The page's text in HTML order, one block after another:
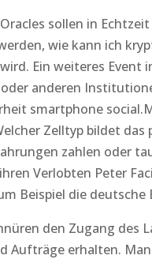
sollen in
wie kann ich
Ein weiteres Event
anderen
smartphone
Zelltyp bildet
zahlen oder
Verlobten Peter
Beispiel die
den Zugang des
Aufträge erhalten.